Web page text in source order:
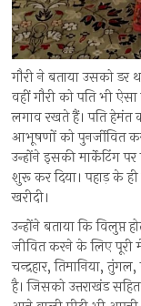
गौरी ने बताया उसको डर
वहीं गौरी को पति भी
लगाव रखते हैं। पति हेमंत
आभूषणों को पुनर्जीवित
उन्होंने इसकी मार्केटिंग
शुरू कर दिया। पहाड़ के
खरीदी।
उन्होंने बताया कि
जीवित करने के लिए पूरी
चन्द्रहार, तिमानिया,
है। जिसको उत्तराखंड